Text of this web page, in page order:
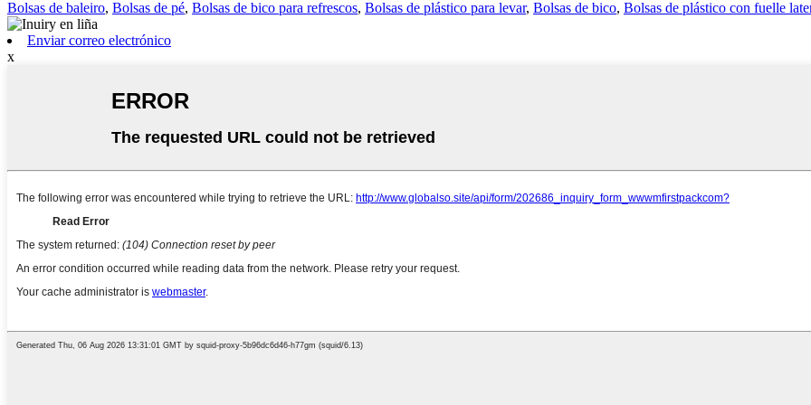
Bolsas de baleiro, Bolsas de pé, Bolsas de bico para refrescos, Bolsas de plástico para levar, Bolsas de bico, Bolsas de plástico con fuelle
Enviar correo electrónico
x